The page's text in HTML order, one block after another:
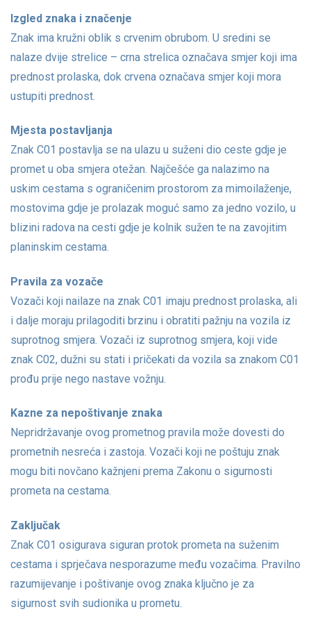
Izgled znaka i značenje
Znak ima kružni oblik s crvenim obrubom. U sredini se
nalaze dvije strelice – crna strelica označava smjer koji ima
prednost prolaska, dok crvena označava smjer koji mora
ustupiti prednost.
Mjesta postavljanja
Znak C01 postavlja se na ulazu u suženi dio ceste gdje je
promet u oba smjera otežan. Najčešće ga nalazimo na
uskim cestama s ograničenim prostorom za mimoilaženje,
mostovima gdje je prolazak moguć samo za jedno vozilo, u
blizini radova na cesti gdje je kolnik sužen te na zavojitim
planinskim cestama.
Pravila za vozače
Vozači koji nailaze na znak C01 imaju prednost prolaska, ali
i dalje moraju prilagoditi brzinu i obratiti pažnju na vozila iz
suprotnog smjera. Vozači iz suprotnog smjera, koji vide
znak C02, dužni su stati i pričekati da vozila sa znakom C01
prođu prije nego nastave vožnju.
Kazne za nepoštivanje znaka
Nepridržavanje ovog prometnog pravila može dovesti do
prometnih nesreća i zastoja. Vozači koji ne poštuju znak
mogu biti novčano kažnjeni prema Zakonu o sigurnosti
prometa na cestama.
Zaključak
Znak C01 osigurava siguran protok prometa na suženim
cestama i sprječava nesporazume među vozačima. Pravilno
razumijevanje i poštivanje ovog znaka ključno je za
sigurnost svih sudionika u prometu.